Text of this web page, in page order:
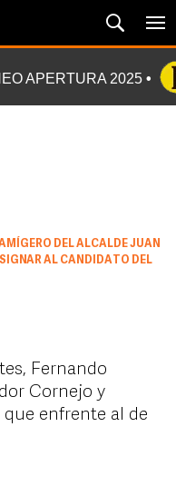
APERTURA 2025
DEL ALCALDE JUAN
AL CANDIDATO DEL
Fernando
Cornejo y
enfrente al de